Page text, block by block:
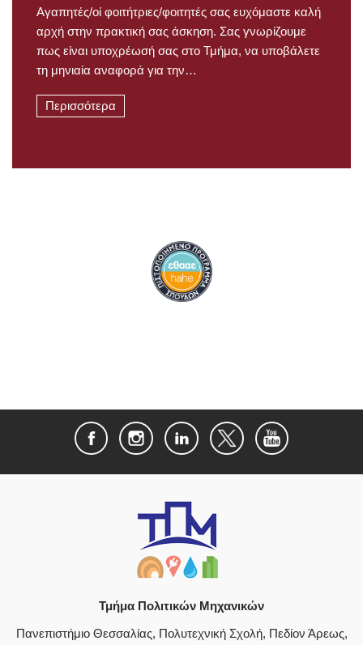
Αγαπητές/οί φοιτήτριες/φοιτητές σας ευχόμαστε καλή
αρχή στην πρακτική σας άσκηση. Σας γνωρίζουμε
πως είναι υποχρέωσή σας στο Τμήμα, να υποβάλετε
τη μηνιαία αναφορά για την…
Περισσότερα
Τμήμα Πολιτικών Μηχανικών
Πανεπιστήμιο Θεσσαλίας, Πολυτεχνική Σχολή, Πεδίον Άρεως,